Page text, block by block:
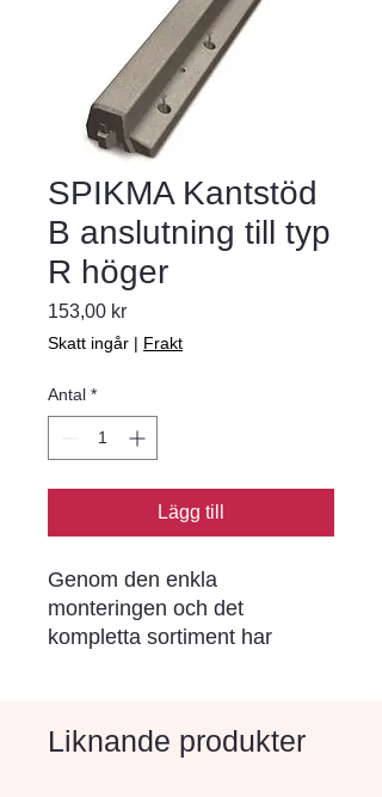
SPIKMA Kantstöd
B anslutning till typ
R höger
153,00 krPris
Skatt ingår | Frakt
Antal *
Lägg till
Genom den enkla
monteringen och det
kompletta sortiment har
rostskyddade stålspikar (ej i
Liknande produkter